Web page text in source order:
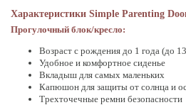
Характеристики Simple Parenting
Прогулочный блок/кресло:
Возраст с рождения до 1 года (до
Удобное и комфортное сиденье
Вкладыш для самых маленьких
Капюшон для защиты от солнца и
Трехточечные ремни безопасности